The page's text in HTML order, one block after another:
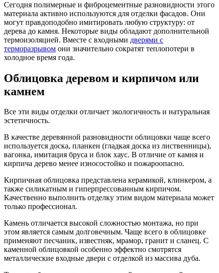
Сегодня полимерные и фиброцементные разновидности этого
материала активно используются для отделки фасадов. Они
могут правдоподобно имитировать любую структуру: от
дерева до камня. Некоторые виды обладают дополнительной
термоизоляцией. Вместе с входными дверями с
терморазрывом они значительно сократят теплопотери в
холодное время года.
Облицовка деревом и кирпичом или
камнем
Все эти виды отделки отличает экологичность и натуральная
эстетичность.
В качестве деревянной разновидности облицовки чаще всего
используется доска, планкен (гладкая доска из лиственницы),
вагонка, имитация бруса и блок хаус. В отличие от камня и
кирпича дерево менее износостойко и пожароопасно.
Кирпичная облицовка представлена керамикой, клинкером, а
также силикатным и гиперпрессованным кирпичом.
Качественно выполнить отделку этим видом материала может
только профессионал.
Камень отличается высокой сложностью монтажа, но при
этом является самым долговечным. Чаще всего в облицовке
применяют песчаник, известняк, мрамор, гранит и сланец. С
каменной облицовкой особенно эффектно смотрятся
металлические входные двери с отделкой из массива дуба.